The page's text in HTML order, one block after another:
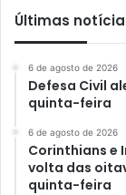
Últimas
6 de agosto de 2026
Defesa Civil
quinta-feira
6 de agosto de 2026
Corinthians e
volta das
quinta-feira